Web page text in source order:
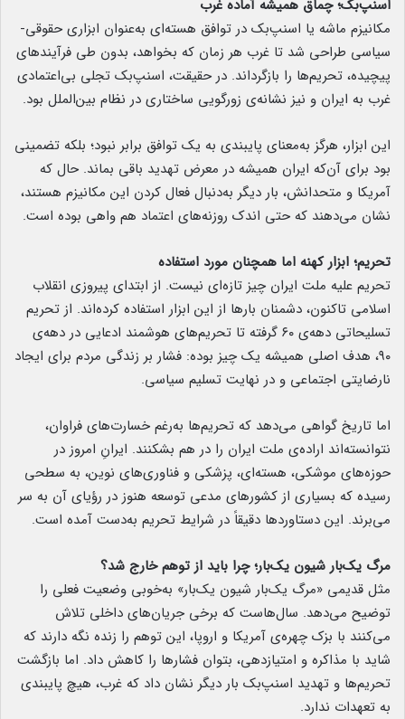
اسنپ‌بک؛ چماق همیشه آماده غرب
مکانیزم ماشه یا اسنپ‌بک در توافق هسته‌ای به‌عنوان ابزاری حقوقی-
سیاسی طراحی شد تا غرب هر زمان که بخواهد، بدون طی فرآیندهای
پیچیده، تحریم‌ها را بازگرداند. در حقیقت، اسنپ‌بک تجلی بی‌اعتمادی
غرب به ایران و نیز نشانه‌ی زورگویی ساختاری در نظام بین‌الملل بود.
این ابزار، هرگز به‌معنای پایبندی به یک توافق برابر نبود؛ بلکه تضمینی
بود برای آن‌که ایران همیشه در معرض تهدید باقی بماند. حال که
آمریکا و متحدانش، بار دیگر به‌دنبال فعال کردن این مکانیزم هستند،
نشان می‌دهند که حتی اندک روزنه‌های اعتماد هم واهی بوده است.
تحریم؛ ابزار کهنه اما همچنان مورد استفاده
تحریم علیه ملت ایران چیز تازه‌ای نیست. از ابتدای پیروزی انقلاب
اسلامی تاکنون، دشمنان بارها از این ابزار استفاده کرده‌اند. از تحریم
تسلیحاتی دهه‌ی ۶۰ گرفته تا تحریم‌های هوشمند ادعایی در دهه‌ی
۹۰، هدف اصلی همیشه یک چیز بوده: فشار بر زندگی مردم برای ایجاد
نارضایتی اجتماعی و در نهایت تسلیم سیاسی.
اما تاریخ گواهی می‌دهد که تحریم‌ها به‌رغم خسارت‌های فراوان،
نتوانسته‌اند اراده‌ی ملت ایران را در هم بشکنند. ایرانِ امروز در
حوزه‌های موشکی، هسته‌ای، پزشکی و فناوری‌های نوین، به سطحی
رسیده که بسیاری از کشورهای مدعی توسعه هنوز در رؤیای آن به سر
می‌برند. این دستاوردها دقیقاً در شرایط تحریم به‌دست آمده است.
مرگ یک‌بار شیون یک‌بار؛ چرا باید از توهم خارج شد؟
مثل قدیمی «مرگ یک‌بار شیون یک‌بار» به‌خوبی وضعیت فعلی را
توضیح می‌دهد. سال‌هاست که برخی جریان‌های داخلی تلاش
می‌کنند با بزک چهره‌ی آمریکا و اروپا، این توهم را زنده نگه دارند که
شاید با مذاکره و امتیازدهی، بتوان فشارها را کاهش داد. اما بازگشت
تحریم‌ها و تهدید اسنپ‌بک بار دیگر نشان داد که غرب، هیچ پایبندی
به تعهدات ندارد.